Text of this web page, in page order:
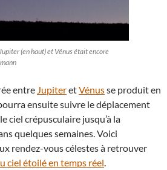
(en haut) et Vénus était encore
entre JupiteretVénusse produit en
ensuite suivre le déplacement
ciel crépusculaire jusqu’à la
quelques semaines. Voici
rendez-vous célestes à retrouver
ciel étoilé en temps réel.